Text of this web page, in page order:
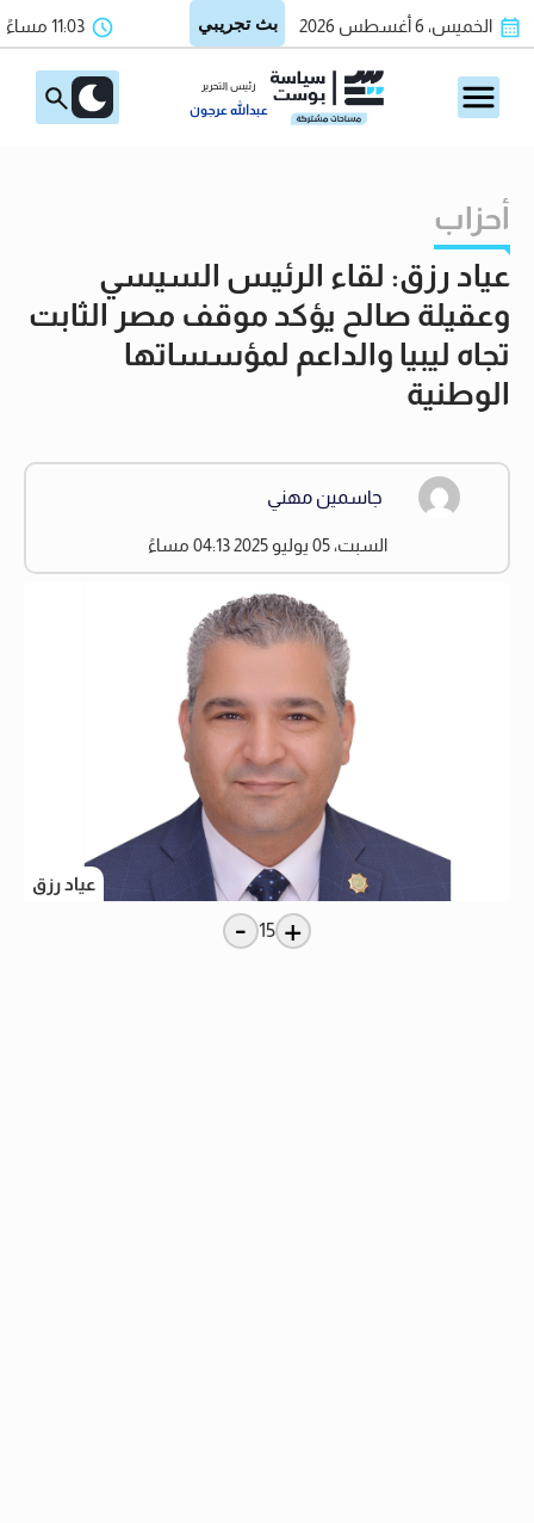
الخميس، 6 أغسطس 2026 11:03 مساءً
رئيس التحرير
عبدالله عرجون
أحزاب
عياد رزق: لقاء الرئيس السيسي
وعقيلة صالح يؤكد موقف مصر الثابت
تجاه ليبيا والداعم لمؤسساتها
الوطنية
جاسمين مهني
السبت، 05 يوليو 2025 04:13 مساءً
عياد رزق
+
15
-